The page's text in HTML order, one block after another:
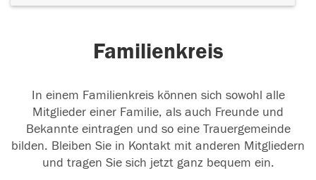
Familienkreis
In einem Familienkreis können sich sowohl alle
Mitglieder einer Familie, als auch Freunde und
Bekannte eintragen und so eine Trauergemeinde
bilden. Bleiben Sie in Kontakt mit anderen Mitgliedern
und tragen Sie sich jetzt ganz bequem ein.